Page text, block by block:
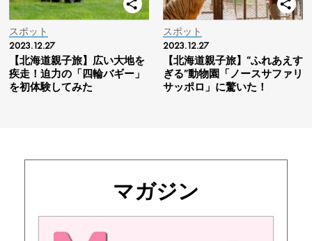
スポット
2023.12.27
【北海道親子旅】広い大地を
疾走！迫力の「四輪バギー」
を初体験してみた
スポット
2023.12.27
【北海道親子旅】“ふれあえす
ぎる”動物園「ノースサファリ
サッポロ」に驚いた！
マガジン